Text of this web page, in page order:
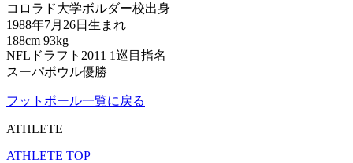
コロラド大学ボルダー校出身
1988年7月26日生まれ
188cm 93kg
NFLドラフト2011 1巡目指名
スーパボウル優勝
フットボール一覧に戻る
ATHLETE
ATHLETE TOP